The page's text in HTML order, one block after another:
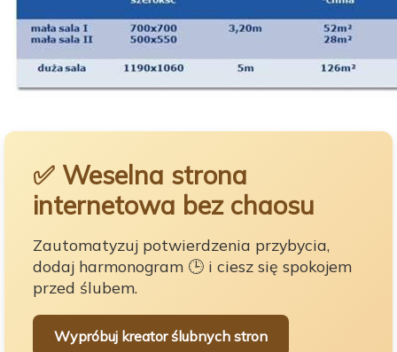
✅ Weselna strona
internetowa bez chaosu
Zautomatyzuj potwierdzenia przybycia,
dodaj harmonogram 🕒 i ciesz się spokojem
przed ślubem.
Wypróbuj kreator ślubnych stron